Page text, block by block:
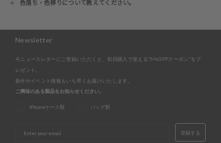
色落ち・色移りについて教えてください。
Newsletter
今ニュースレターにご登録いただくと、初回購入で使える"5%OFFクーポン"をプ
レゼント。
新作やイベント情報もいち早くお届けいたします。
ご興味のある製品をお知らせください。
iPhoneケース類 バッグ類
登録する